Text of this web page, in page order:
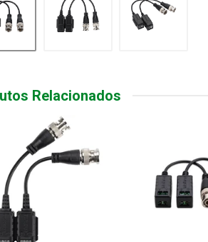
Relacionados